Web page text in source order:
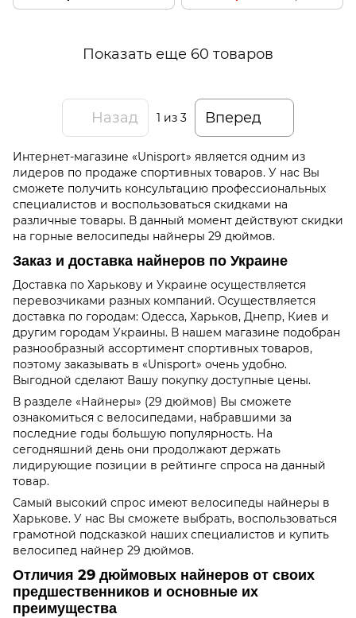
Показать еще 60 товаров
Назад 1 из 3 Вперед
Интернет-магазине «Unisport» является одним из
лидеров по продаже спортивных товаров. У нас Вы
сможете получить консультацию профессиональных
специалистов и воспользоваться скидками на
различные товары. В данный момент действуют скидки
на горные велосипеды найнеры 29 дюймов.
Заказ и доставка найнеров по Украине
Доставка по Харькову и Украине осуществляется
перевозчиками разных компаний. Осуществляется
доставка по городам: Одесса, Харьков, Днепр, Киев и
другим городам Украины. В нашем магазине подобран
разнообразный ассортимент спортивных товаров,
поэтому заказывать в «Unisport» очень удобно.
Выгодной сделают Вашу покупку доступные цены.
В разделе «Найнеры» (29 дюймов) Вы сможете
ознакомиться с велосипедами, набравшими за
последние годы большую популярность. На
сегодняшний день они продолжают держать
лидирующие позиции в рейтинге спроса на данный
товар.
Самый высокий спрос имеют велосипеды найнеры в
Харькове. У нас Вы сможете выбрать, воспользоваться
грамотной подсказкой наших специалистов и купить
велосипед найнер 29 дюймов.
Отличия 29 дюймовых найнеров от своих
предшественников и основные их
преимущества